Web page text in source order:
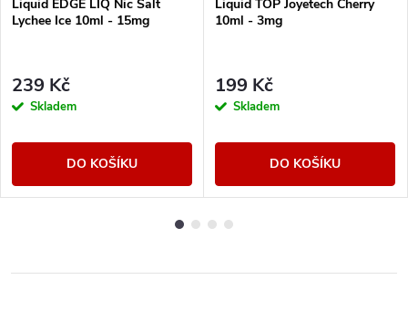
Liquid EDGE LIQ Nic Salt
Lychee Ice 10ml - 15mg
239 Kč
Skladem
DO KOŠÍKU
Liquid TOP Joyetech Cherry
10ml - 3mg
199 Kč
Skladem
DO KOŠÍKU